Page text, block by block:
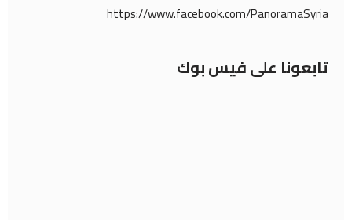
https://www.facebook.com/PanoramaSyria
تابعونا على فيس بوك